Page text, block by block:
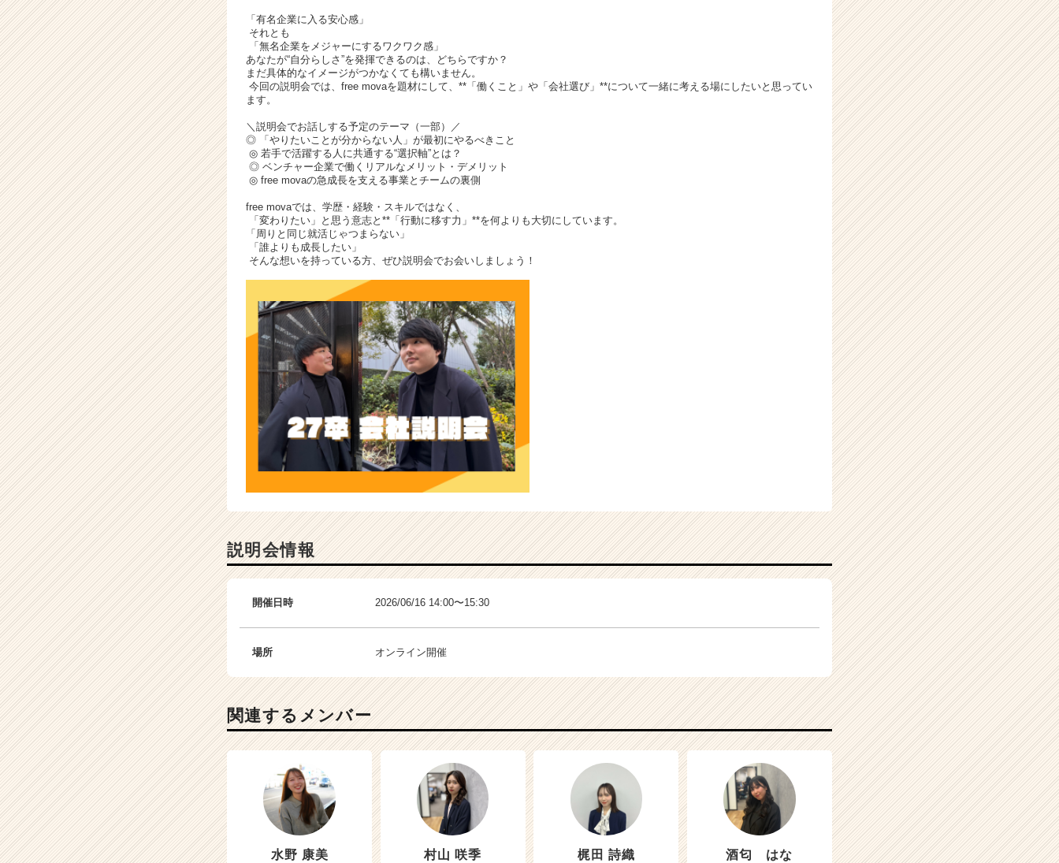
「有名企業に入る安心感」
それとも
「無名企業をメジャーにするワクワク感」
あなたが“自分らしさ”を発揮できるのは、どちらですか？
まだ具体的なイメージがつかなくても構いません。
今回の説明会では、free movaを題材にして、**「働くこと」や「会社選び」**について一緒に考える場にしたいと思ってい
ます。
＼説明会でお話しする予定のテーマ（一部）／
◎ 「やりたいことが分からない人」が最初にやるべきこと
◎ 若手で活躍する人に共通する“選択軸”とは？
◎ ベンチャー企業で働くリアルなメリット・デメリット
◎ free movaの急成長を支える事業とチームの裏側
free movaでは、学歴・経験・スキルではなく、
「変わりたい」と思う意志と**「行動に移す力」**を何よりも大切にしています。
「周りと同じ就活じゃつまらない」
「誰よりも成長したい」
そんな想いを持っている方、ぜひ説明会でお会いしましょう！
説明会情報
開催日時 2026/06/16 14:00〜15:30
場所 オンライン開催
関連するメンバー
水野 康美 村山 咲季 梶田 詩織 酒匂 はな